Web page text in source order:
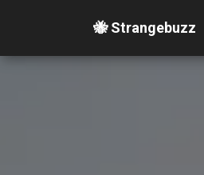
🐝 Strangebuzz